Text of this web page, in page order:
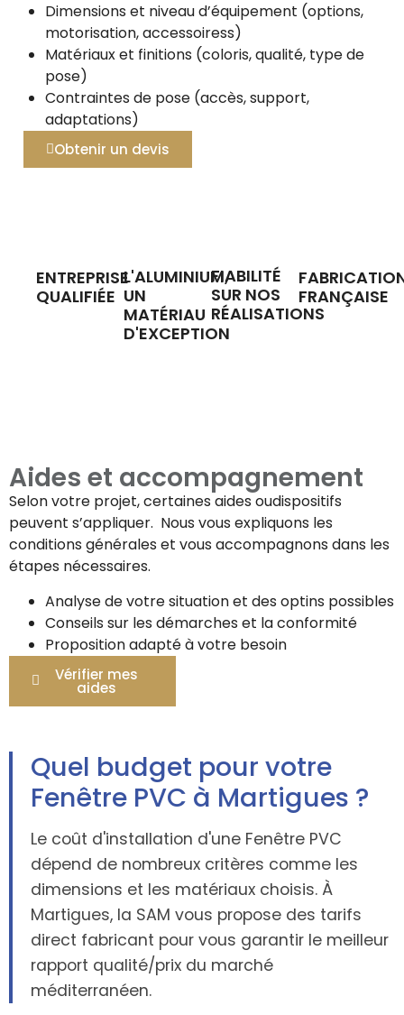
Dimensions et niveau d’équipement (options,
motorisation, accessoiress)
Matériaux et finitions (coloris, qualité, type de
pose)
Contraintes de pose (accès, support,
adaptations)
Obtenir un devis
ENTREPRISE
QUALIFIÉE
L'ALUMINIUM,
UN
MATÉRIAU
D'EXCEPTION
FIABILITÉ
SUR NOS
RÉALISATIONS
FRANÇAISE
Aides et accompagnement
Selon votre projet, certaines aides oudispositifs
peuvent s’appliquer. Nous vous expliquons les
conditions générales et vous accompagnons dans les
étapes nécessaires.
Analyse de votre situation et des optins possibles
Conseils sur les démarches et la conformité
Proposition adapté à votre besoin
Vérifier mes
aides
Quel budget pour votre
Fenêtre PVC à Martigues ?
Le coût d'installation d'une Fenêtre PVC
dépend de nombreux critères comme les
dimensions et les matériaux choisis. À
Martigues, la SAM vous propose des tarifs
direct fabricant pour vous garantir le meilleur
rapport qualité/prix du marché
méditerranéen.